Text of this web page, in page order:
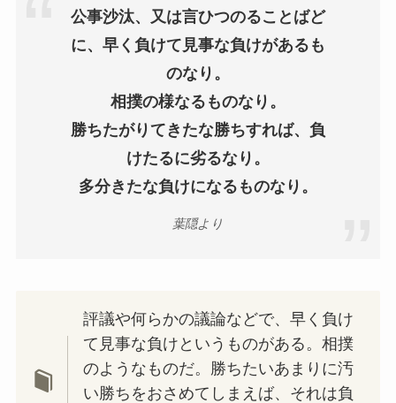
公事沙汰、又は言ひつのることばど
に、早く負けて見事な負けがあるも
のなり。
相撲の様なるものなり。
勝ちたがりてきたな勝ちすれば、負
けたるに劣るなり。
多分きたな負けになるものなり。
葉隠より
評議や何らかの議論などで、早く負け
て見事な負けというものがある。相撲
のようなものだ。勝ちたいあまりに汚
い勝ちをおさめてしまえば、それは負